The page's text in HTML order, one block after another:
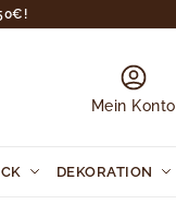
Mein Konto
DEKORATION